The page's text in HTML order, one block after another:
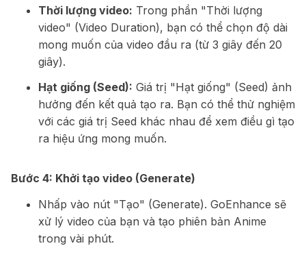
Thời lượng video: Trong phần "Thời lượng
video" (Video Duration), bạn có thể chọn độ dài
mong muốn của video đầu ra (từ 3 giây đến 20
giây).
Hạt giống (Seed): Giá trị "Hạt giống" (Seed) ảnh
hưởng đến kết quả tạo ra. Bạn có thể thử nghiệm
với các giá trị Seed khác nhau để xem điều gì tạo
ra hiệu ứng mong muốn.
Bước 4: Khởi tạo video (Generate)
Nhấp vào nút "Tạo" (Generate). GoEnhance sẽ
xử lý video của bạn và tạo phiên bản Anime
trong vài phút.